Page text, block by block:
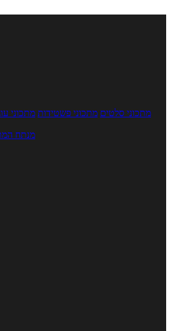
מתכוני סלטים מתכוני פשטידות מתכוני
מנתח